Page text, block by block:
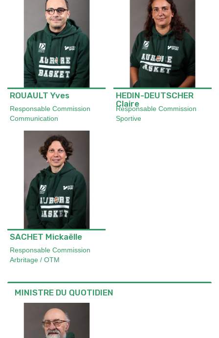
ROUAULT Yves
Responsable Commission
Communication
HEDIN-DEUTSCHER
Claire
Responsable Commission
Sportive
SACHET Mickaëlle
Responsable Commission
Arbritage / OTM
MINISTRE DU QUOTIDIEN